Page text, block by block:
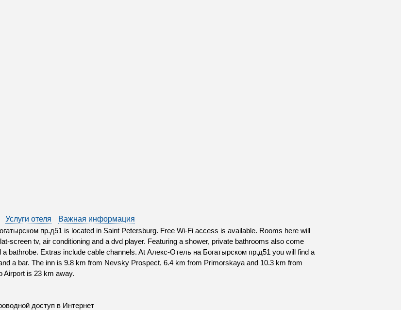
Услуги отеля
Важная информация
пр.д51 is located in Saint Petersburg. Free Wi-Fi access is available. Rooms here will
screen tv, air conditioning and a dvd player. Featuring a shower, private bathrooms also come
a bathrobe. Extras include cable channels. At Алекс-Отель на Богатырском пр.д51 you will find a
a bar. The inn is 9.8 km from Nevsky Prospect, 6.4 km from Primorskaya and 10.3 km from
Airport is 23 km away.
доступ в Интернет